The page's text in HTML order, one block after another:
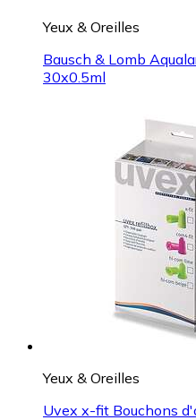
Yeux & Oreilles
Bausch & Lomb
30x0.5ml
Yeux & Oreilles
Uvex x-fit Bouchons